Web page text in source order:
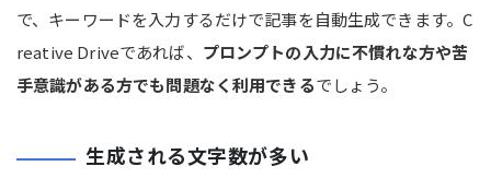
で、キーワードを入力するだけで記事を自動生成できます。C
reative Driveであれば、 プロンプトの入力に不慣れな方や苦
手意識がある方でも問題なく利用できるでしょう。
生成される文字数が多い